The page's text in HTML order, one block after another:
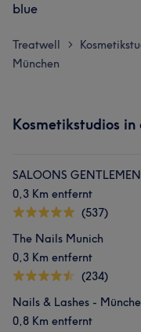
blue
Treatwell >
München
Kosmetikstudios in
SALOONS
0,3 Km entfernt
(537)
The Nails Munich
0,3 Km entfernt
(234)
Nails & Lashes -
0,8 Km entfernt